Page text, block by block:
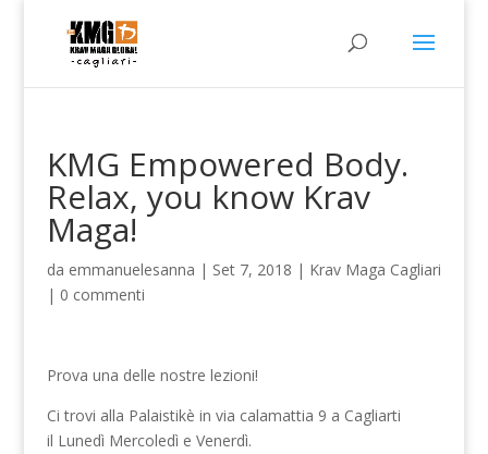
KMG Empowered Body.
Relax, you know Krav
Maga!
da emmanuelesanna | Set 7, 2018 | Krav Maga Cagliari
| 0 commenti
Prova una delle nostre lezioni!
Ci trovi alla Palaistikè in via calamattia 9 a Cagliarti
il Lunedì Mercoledì e Venerdì.